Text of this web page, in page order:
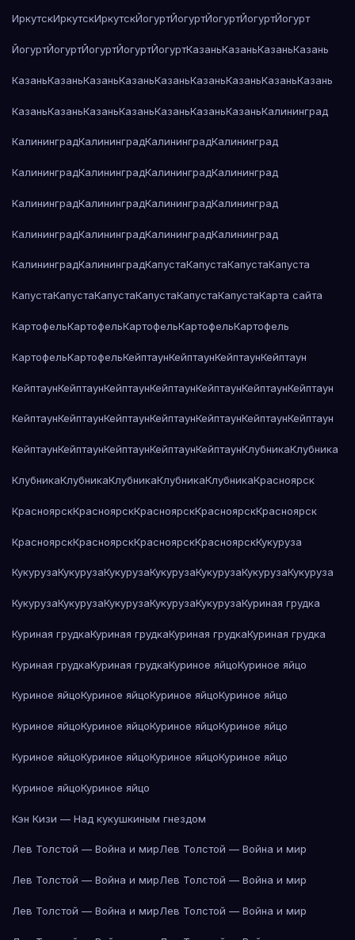
ИркутскИркутскИркутскЙогуртЙогуртЙогуртЙогуртЙогурт
ЙогуртЙогуртЙогуртЙогуртЙогуртКазаньКазаньКазаньКазань
КазаньКазаньКазаньКазаньКазаньКазаньКазаньКазаньКазань
КазаньКазаньКазаньКазаньКазаньКазаньКазаньКалининград
КалининградКалининградКалининградКалининград
КалининградКалининградКалининградКалининград
КалининградКалининградКалининградКалининград
КалининградКалининградКалининградКалининград
КалининградКалининградКапустаКапустаКапустаКапуста
КапустаКапустаКапустаКапустаКапустаКапустаКарта сайта
КартофельКартофельКартофельКартофельКартофель
КартофельКартофельКейптаунКейптаунКейптаунКейптаун
КейптаунКейптаунКейптаунКейптаунКейптаунКейптаунКейптаун
КейптаунКейптаунКейптаунКейптаунКейптаунКейптаунКейптаун
КейптаунКейптаунКейптаунКейптаунКейптаунКлубникаКлубника
КлубникаКлубникаКлубникаКлубникаКлубникаКрасноярск
КрасноярскКрасноярскКрасноярскКрасноярскКрасноярск
КрасноярскКрасноярскКрасноярскКрасноярскКукуруза
КукурузаКукурузаКукурузаКукурузаКукурузаКукурузаКукуруза
КукурузаКукурузаКукурузаКукурузаКукурузаКуриная грудка
Куриная грудкаКуриная грудкаКуриная грудкаКуриная грудка
Куриная грудкаКуриная грудкаКуриное яйцоКуриное яйцо
Куриное яйцоКуриное яйцоКуриное яйцоКуриное яйцо
Куриное яйцоКуриное яйцоКуриное яйцоКуриное яйцо
Куриное яйцоКуриное яйцоКуриное яйцоКуриное яйцо
Куриное яйцоКуриное яйцо
Кэн Кизи — Над кукушкиным гнездом
Лев Толстой — Война и мирЛев Толстой — Война и мир
Лев Толстой — Война и мирЛев Толстой — Война и мир
Лев Толстой — Война и мирЛев Толстой — Война и мир